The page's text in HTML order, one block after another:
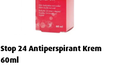
Stop 24 Antiperspirant Krem
60ml